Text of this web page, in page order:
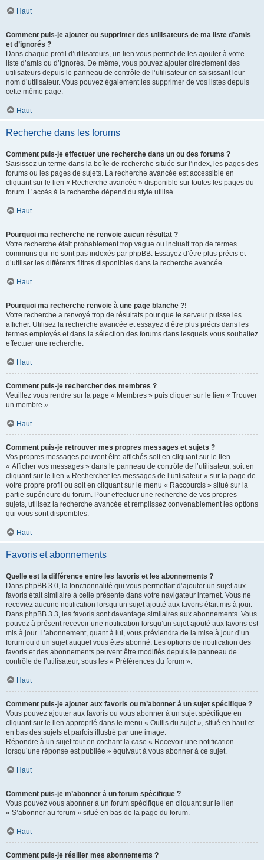
Haut
Comment puis-je ajouter ou supprimer des utilisateurs de ma liste d’amis
et d’ignorés ?
Dans chaque profil d’utilisateurs, un lien vous permet de les ajouter à votre
liste d’amis ou d’ignorés. De même, vous pouvez ajouter directement des
utilisateurs depuis le panneau de contrôle de l’utilisateur en saisissant leur
nom d’utilisateur. Vous pouvez également les supprimer de vos listes depuis
cette même page.
Haut
Recherche dans les forums
Comment puis-je effectuer une recherche dans un ou des forums ?
Saisissez un terme dans la boîte de recherche située sur l’index, les pages des
forums ou les pages de sujets. La recherche avancée est accessible en
cliquant sur le lien « Recherche avancée » disponible sur toutes les pages du
forum. L’accès à la recherche dépend du style utilisé.
Haut
Pourquoi ma recherche ne renvoie aucun résultat ?
Votre recherche était probablement trop vague ou incluait trop de termes
communs qui ne sont pas indexés par phpBB. Essayez d’être plus précis et
d’utiliser les différents filtres disponibles dans la recherche avancée.
Haut
Pourquoi ma recherche renvoie à une page blanche ?!
Votre recherche a renvoyé trop de résultats pour que le serveur puisse les
afficher. Utilisez la recherche avancée et essayez d’être plus précis dans les
termes employés et dans la sélection des forums dans lesquels vous souhaitez
effectuer une recherche.
Haut
Comment puis-je rechercher des membres ?
Veuillez vous rendre sur la page « Membres » puis cliquer sur le lien « Trouver
un membre ».
Haut
Comment puis-je retrouver mes propres messages et sujets ?
Vos propres messages peuvent être affichés soit en cliquant sur le lien
« Afficher vos messages » dans le panneau de contrôle de l’utilisateur, soit en
cliquant sur le lien « Rechercher les messages de l’utilisateur » sur la page de
votre propre profil ou soit en cliquant sur le menu « Raccourcis » situé sur la
partie supérieure du forum. Pour effectuer une recherche de vos propres
sujets, utilisez la recherche avancée et remplissez convenablement les options
qui vous sont disponibles.
Haut
Favoris et abonnements
Quelle est la différence entre les favoris et les abonnements ?
Dans phpBB 3.0, la fonctionnalité qui vous permettait d’ajouter un sujet aux
favoris était similaire à celle présente dans votre navigateur internet. Vous ne
receviez aucune notification lorsqu’un sujet ajouté aux favoris était mis à jour.
Dans phpBB 3.3, les favoris sont davantage similaires aux abonnements. Vous
pouvez à présent recevoir une notification lorsqu’un sujet ajouté aux favoris est
mis à jour. L’abonnement, quant à lui, vous préviendra de la mise à jour d’un
forum ou d’un sujet auquel vous êtes abonné. Les options de notification des
favoris et des abonnements peuvent être modifiés depuis le panneau de
contrôle de l’utilisateur, sous les « Préférences du forum ».
Haut
Comment puis-je ajouter aux favoris ou m’abonner à un sujet spécifique ?
Vous pouvez ajouter aux favoris ou vous abonner à un sujet spécifique en
cliquant sur le lien approprié dans le menu « Outils du sujet », situé en haut et
en bas des sujets et parfois illustré par une image.
Répondre à un sujet tout en cochant la case « Recevoir une notification
lorsqu’une réponse est publiée » équivaut à vous abonner à ce sujet.
Haut
Comment puis-je m’abonner à un forum spécifique ?
Vous pouvez vous abonner à un forum spécifique en cliquant sur le lien
« S’abonner au forum » situé en bas de la page du forum.
Haut
Comment puis-je résilier mes abonnements ?